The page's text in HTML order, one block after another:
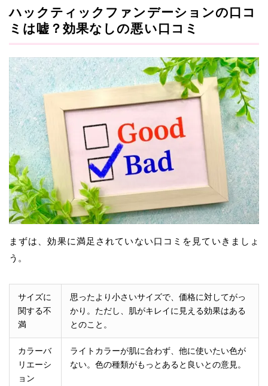
ハックティックファンデーションの口コ
ミは嘘？効果なしの悪い口コミ
まずは、効果に満足されていない口コミを見ていきましょ
う。
サイズに
関する不
満
思ったより小さいサイズで、価格に対してがっ
かり。ただし、肌がキレイに見える効果はある
とのこと。
カラーバ
リエーシ
ョン
ライトカラーが肌に合わず、他に使いたい色が
ない。色の種類がもっとあると良いとの意見。